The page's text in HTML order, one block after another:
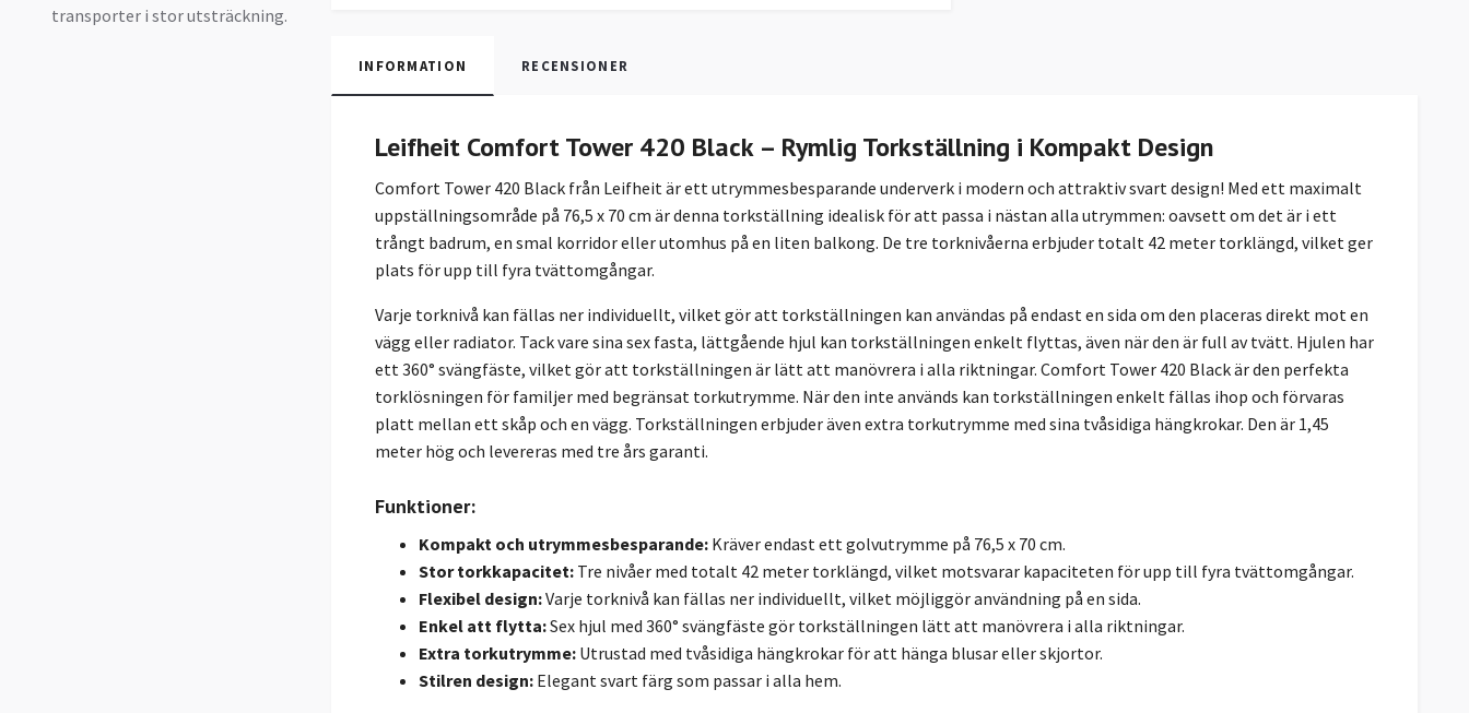
transporter i stor utsträckning.
INFORMATION RECENSIONER
Leifheit Comfort Tower 420 Black – Rymlig Torkställning i Kompakt Design
Comfort Tower 420 Black från Leifheit är ett utrymmesbesparande underverk i modern och attraktiv svart design! Med ett maximalt
uppställningsområde på 76,5 x 70 cm är denna torkställning idealisk för att passa i nästan alla utrymmen: oavsett om det är i ett
trångt badrum, en smal korridor eller utomhus på en liten balkong. De tre torknivåerna erbjuder totalt 42 meter torklängd, vilket ger
plats för upp till fyra tvättomgångar.
Varje torknivå kan fällas ner individuellt, vilket gör att torkställningen kan användas på endast en sida om den placeras direkt mot en
vägg eller radiator. Tack vare sina sex fasta, lättgående hjul kan torkställningen enkelt flyttas, även när den är full av tvätt. Hjulen har
ett 360° svängfäste, vilket gör att torkställningen är lätt att manövrera i alla riktningar. Comfort Tower 420 Black är den perfekta
torklösningen för familjer med begränsat torkutrymme. När den inte används kan torkställningen enkelt fällas ihop och förvaras
platt mellan ett skåp och en vägg. Torkställningen erbjuder även extra torkutrymme med sina tvåsidiga hängkrokar. Den är 1,45
meter hög och levereras med tre års garanti.
Funktioner:
Kompakt och utrymmesbesparande: Kräver endast ett golvutrymme på 76,5 x 70 cm.
Stor torkkapacitet: Tre nivåer med totalt 42 meter torklängd, vilket motsvarar kapaciteten för upp till fyra tvättomgångar.
Flexibel design:Varje torknivå kan fällas ner individuellt, vilket möjliggör användning på en sida.
Enkel att flytta:Sex hjul med 360° svängfäste gör torkställningen lätt att manövrera i alla riktningar.
Extra torkutrymme: Utrustad med tvåsidiga hängkrokar för att hänga blusar eller skjortor.
Stilren design: Elegant svart färg som passar i alla hem.